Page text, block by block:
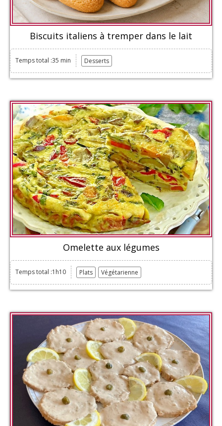
Biscuits italiens à tremper dans le lait
Temps total :35 min Desserts
Omelette aux légumes
Temps total :1h10 Plats Végétarienne